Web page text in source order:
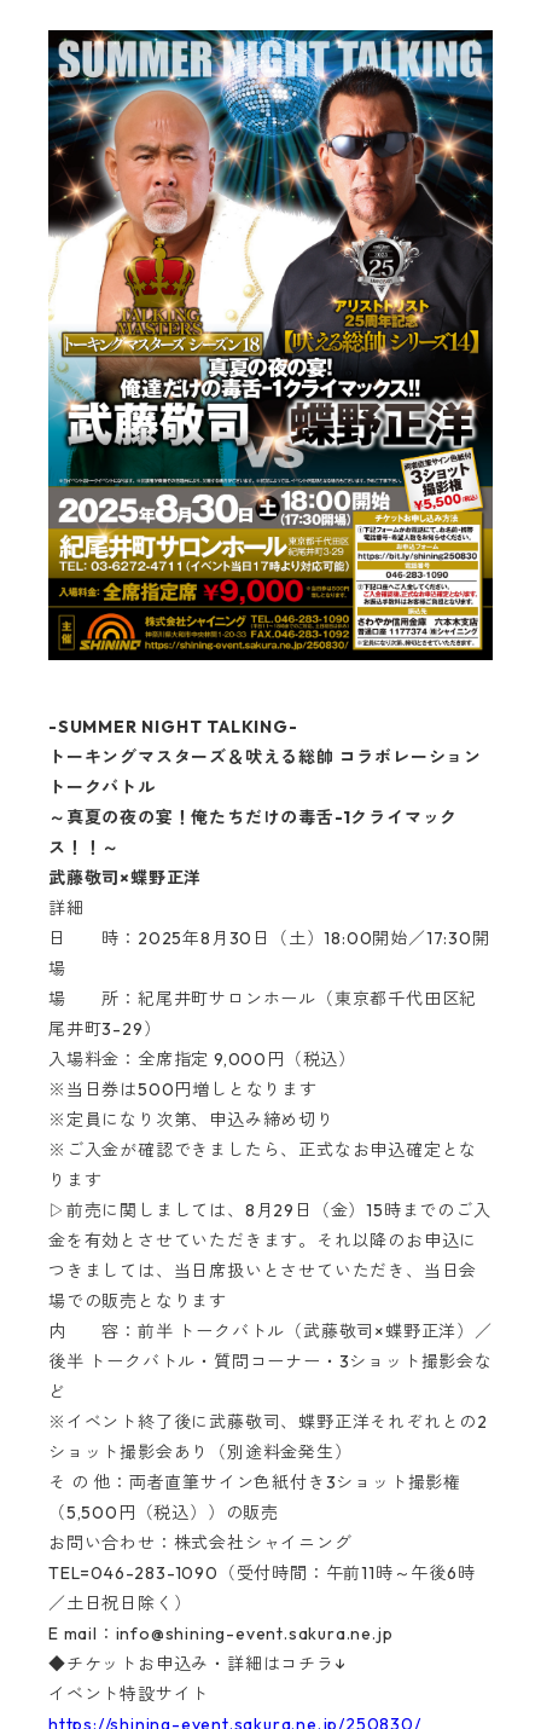
-SUMMER NIGHT TALKING-
トーキングマスターズ＆吠える総帥 コラボレーション
トークバトル
～真夏の夜の宴！俺たちだけの毒舌-1クライマック
ス！！～
武藤敬司×蝶野正洋
詳細
日 時：2025年8月30日（土）18:00開始／17:30開
場
場 所：紀尾井町サロンホール（東京都千代田区紀
尾井町3-29）
入場料金：全席指定 9,000円（税込）
※当日券は500円増しとなります
※定員になり次第、申込み締め切り
※ご入金が確認できましたら、正式なお申込確定とな
ります
▷前売に関しましては、8月29日（金）15時までのご入
金を有効とさせていただきます。それ以降のお申込に
つきましては、当日席扱いとさせていただき、当日会
場での販売となります
内 容：前半 トークバトル（武藤敬司×蝶野正洋）／
後半 トークバトル・質問コーナー・3ショット撮影会な
ど
※イベント終了後に武藤敬司、蝶野正洋それぞれとの2
ショット撮影会あり（別途料金発生）
そ の 他：両者直筆サイン色紙付き3ショット撮影権
（5,500円（税込））の販売
お問い合わせ：株式会社シャイニング
TEL=046-283-1090（受付時間：午前11時～午後6時
／土日祝日除く）
E mail： info@shining-event.sakura.ne.jp
◆チケットお申込み・詳細はコチラ↓
イベント特設サイト
https://shining-event.sakura.ne.jp/250830/